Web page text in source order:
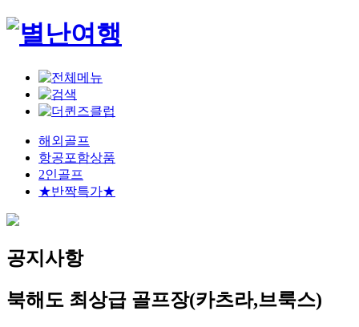
해외골프
항공포함상품
2인골프
★반짝특가★
공지사항
북해도 최상급 골프장(카츠라,브룩스)